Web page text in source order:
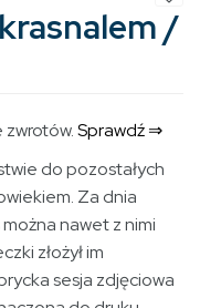
/
Sprawdź ⇒
do pozostałych
Za dnia
nawet z nimi
złożył im
sesja zdjęciowa